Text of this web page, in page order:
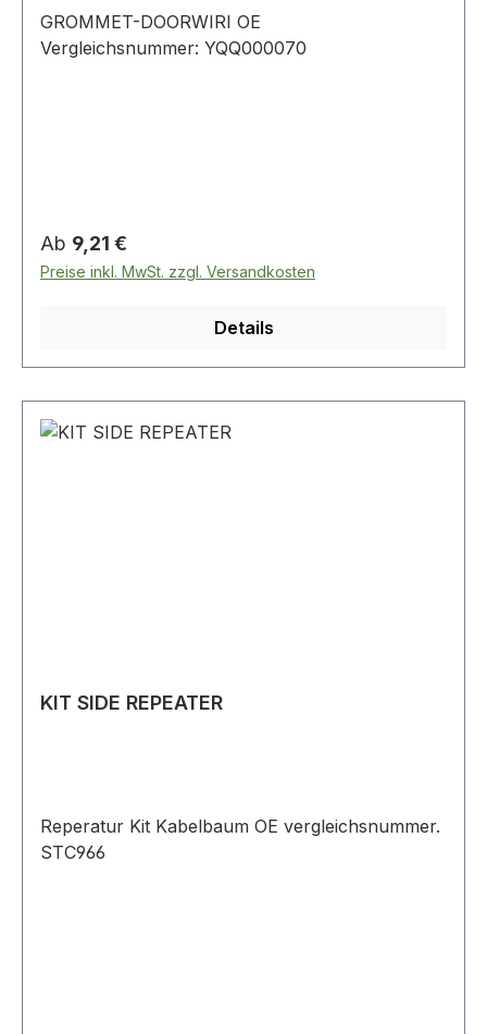
GROMMET-DOORWIRI OE
Vergleichsnummer: YQQ000070
Regulärer Preis:
Ab 9,21 €
Preise inkl. MwSt. zzgl. Versandkosten
Details
KIT SIDE REPEATER
Reperatur Kit Kabelbaum OE vergleichsnummer.
STC966